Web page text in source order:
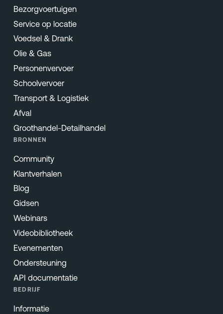
Bezorgvoertuigen
Service op locatie
Voedsel & Drank
Olie & Gas
Personenvervoer
Schoolvervoer
Transport & Logistiek
Afval
Groothandel-Detailhandel
BRONNEN
Community
Klantverhalen
Blog
Gidsen
Webinars
Videobibliotheek
Evenementen
Ondersteuning
API documentatie
BEDRIJF
Informatie